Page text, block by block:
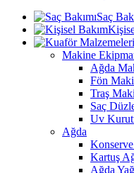
Saç
Makine
Ağda
Fön
Traş
Saç
Uv
Ağda
Kartuş
Ağda